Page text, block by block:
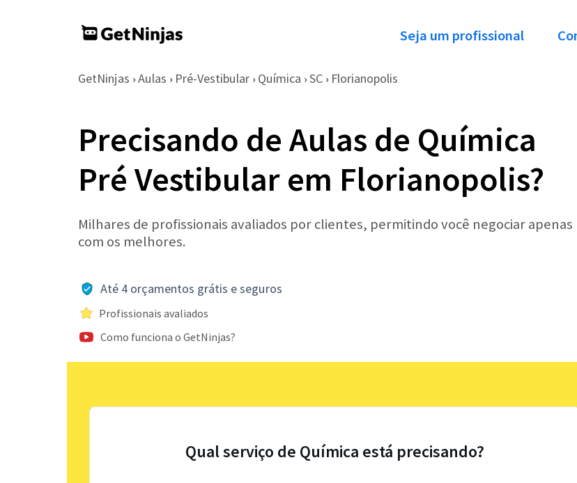
Seja um profissional
GetNinjas › Aulas › Pré-Vestibular › Química › SC › Florianopolis
Precisando de Aulas de Química
Pré Vestibular em Florianopolis?
Milhares de profissionais avaliados por clientes, permitindo você negociar apenas
com os melhores.
Até 4 orçamentos grátis e seguros
Profissionais avaliados
Como funciona o GetNinjas?
Qual serviço de Química está precisando?